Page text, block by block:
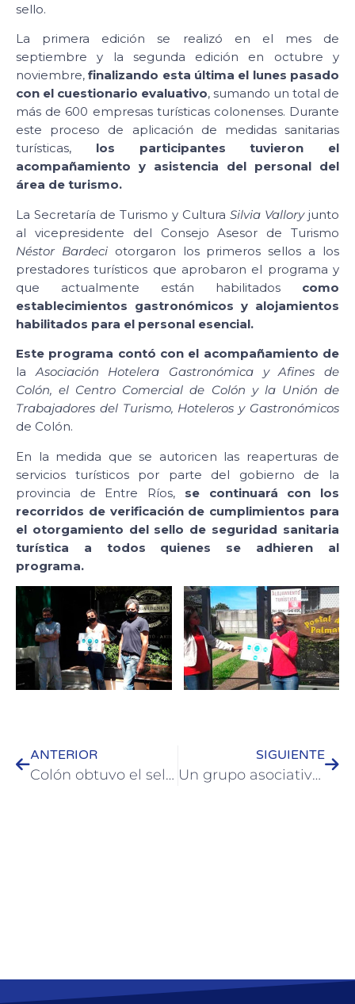
sello.
La primera edición se realizó en el mes de
septiembre y la segunda edición en octubre y
noviembre,finalizando esta última el lunes pasado
con el cuestionario evaluativo, sumando un total de
más de 600 empresas turísticas colonenses. Durante
este proceso de aplicación de medidas sanitarias
turísticas, los participantes tuvieron el
acompañamiento y asistencia del personal del
área de turismo.
La Secretaría de Turismo y Cultura Silvia Valloryjunto
al vicepresidente del Consejo Asesor de Turismo
Néstor Bardeciotorgaron los primeros sellos a los
prestadores turísticos que aprobaron el programa y
que actualmente están habilitados como
establecimientos gastronómicos y alojamientos
habilitados para el personal esencial.
Este programa contó con el acompañamiento de
laAsociación Hotelera Gastronómica y Afines de
Colón, el Centro Comercial de Colón y la Unión de
Trabajadores del Turismo, Hoteleros y Gastronómicos
de Colón.
En la medida que se autoricen las reaperturas de
servicios turísticos por parte del gobierno de la
provincia de Entre Ríos, se continuará con los
recorridos de verificación de cumplimientos para
el otorgamiento del sello de seguridad sanitaria
turística a todos quienes se adhieren al
programa.
ANTERIOR
Colón obtuvo el sello internacional “Safe Travels”
SIGUIENTE
Un grupo asociativo de mujeres colonenses se capacitó en cooperativismo